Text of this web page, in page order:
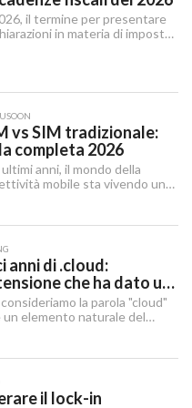
il termine per presentare
in materia di imposte
si riferiscono.
vs SIM tradizionale:
completa 2026
anni, il mondo della
mobile sta vivendo una
SIM — sta sostituendo
maggiore flessibilità e un
più moderno alla gestione
mobili.
anni di .cloud:
che ha dato un
al futuro digitale
la parola "cloud"
un elemento naturale del
di essere solo un concetto
globale.il lock-in